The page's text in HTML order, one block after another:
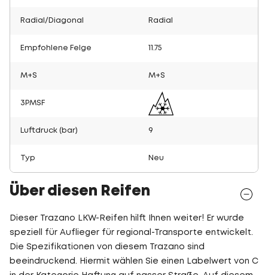
Radial/Diagonal Radial
Empfohlene Felge 11.75
M+S M+S
3PMSF
Luftdruck (bar) 9
Typ Neu
Über diesen Reifen
Dieser Trazano LKW-Reifen hilft Ihnen weiter! Er wurde
speziell für Auflieger für regional-Transporte entwickelt.
Die Spezifikationen von diesem Trazano sind
beeindruckend. Hiermit wählen Sie einen Labelwert von C